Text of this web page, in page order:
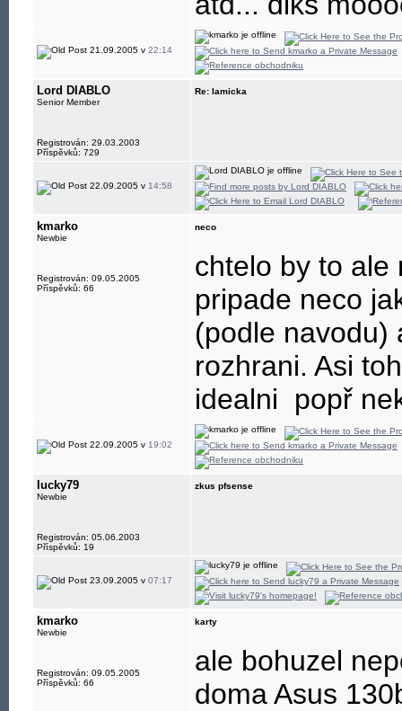
21.09.2005 v 22:14
Lord DIABLO
Senior Member
Registrován: 29.03.2003
Příspěvků: 729
Re: lamicka
22.09.2005 v 14:58
kmarko
Newbie
Registrován: 09.05.2005
Příspěvků: 66
neco
chtelo by to
pripade neco
(podle navodu)
rozhrani. Asi
idealni
popř
22.09.2005 v 19:02
lucky79
Newbie
Registrován: 05.06.2003
Příspěvků: 19
zkus pfsense
23.09.2005 v 07:17
kmarko
Newbie
Registrován: 09.05.2005
Příspěvků: 66
karty
ale bohuzel
doma Asus